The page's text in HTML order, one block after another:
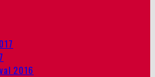
2016